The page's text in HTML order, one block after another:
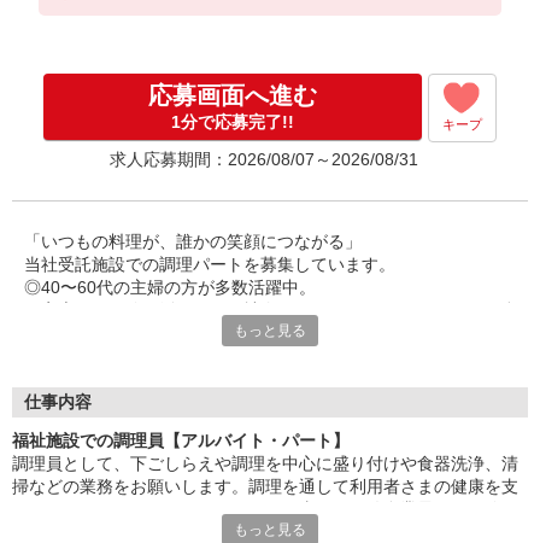
※アルバイト賞与（寸志）：あり
年2回。勤続年数により金額UP。
応募画面へ進む
1分で応募完了!! キープ
求人応募期間：2026/08/07～2026/08/31
「いつもの料理が、誰かの笑顔につながる」
当社受託施設での調理パートを募集しています。
◎40〜60代の主婦の方が多数活躍中。
の暮らしを支える、
あたたかいお仕事です。
家事や育児と両立しながら、しっかり収入も確保。生活にメリハ
もっと見る
仕事内容
福祉施設での調理員【アルバイト・パート】
調理員として、下ごしらえや調理を中心に盛り付けや食器洗浄、清
掃などの業務をお願いします。調理を通して利用者さまの健康を支
不問で歓迎しています。最初は心を込めて調理ができればOKです。
もっと見る